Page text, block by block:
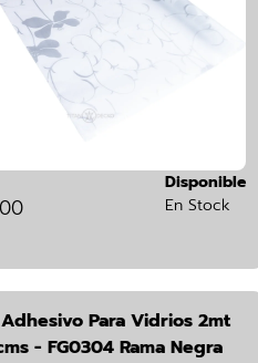
Disponible
En Stock
Para Vidrios 2mt
- FG0304 Rama Negra